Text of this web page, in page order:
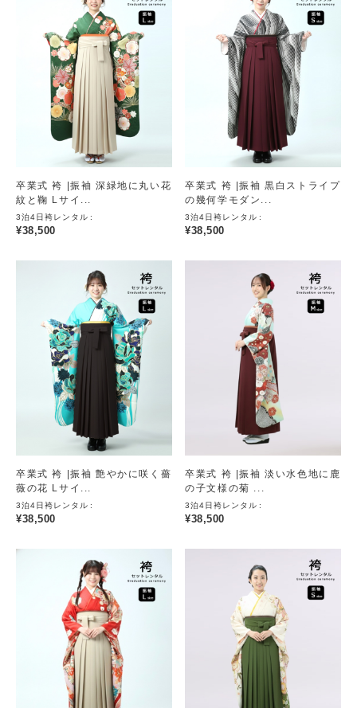
卒業式 袴 |振袖 深緑地に丸い花
紋と鞠 Lサイ...
3泊4日袴レンタル
¥38,500
卒業式 袴 |振袖 黒白ストライプ
の幾何学モダン...
3泊4日袴レンタル
¥38,500
卒業式 袴 |振袖 艶やかに咲く薔
薇の花 Lサイ...
3泊4日袴レンタル
¥38,500
卒業式 袴 |振袖 淡い水色地に鹿
の子文様の菊 ...
3泊4日袴レンタル
¥38,500